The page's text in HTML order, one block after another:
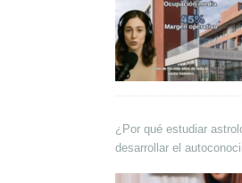
¿Por qué estudiar
desarrollar el